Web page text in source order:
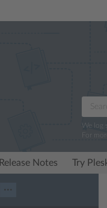
We log
For
Release Notes Try
···